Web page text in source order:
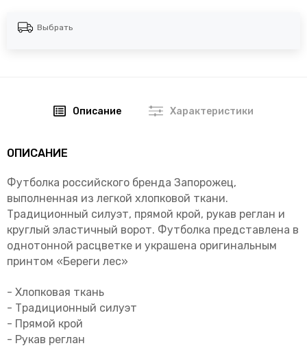
Выбрать
Описание Характеристики
ОПИСАНИЕ
Футболка российского бренда Запорожец,
выполненная из легкой хлопковой ткани.
Традиционный силуэт, прямой крой, рукав реглан и
круглый эластичный ворот. Футболка представлена в
однотонной расцветке и украшена оригинальным
принтом «Береги лес»
- Хлопковая ткань
- Традиционный силуэт
- Прямой крой
- Рукав реглан